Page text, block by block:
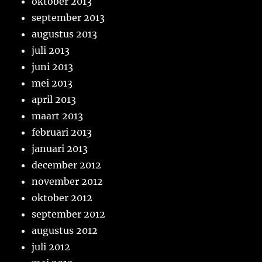
september 2013
augustus 2013
juli 2013
juni 2013
mei 2013
april 2013
maart 2013
februari 2013
januari 2013
december 2012
november 2012
oktober 2012
september 2012
augustus 2012
juli 2012